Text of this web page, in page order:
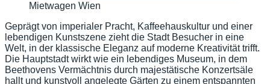
Mietwagen Wien
Geprägt von imperialer Pracht, Kaffeehauskultur und einer
lebendigen Kunstszene zieht die Stadt Besucher in eine
Welt, in der klassische Eleganz auf moderne Kreativität trifft.
Die Hauptstadt wirkt wie ein lebendiges Museum, in dem
Beethovens Vermächtnis durch majestätische Konzertsäle
hallt und kunstvoll angelegte Gärten zu einem entspannten